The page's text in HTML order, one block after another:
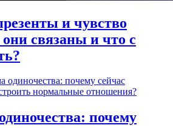
и чувство
связаны и что с
почему